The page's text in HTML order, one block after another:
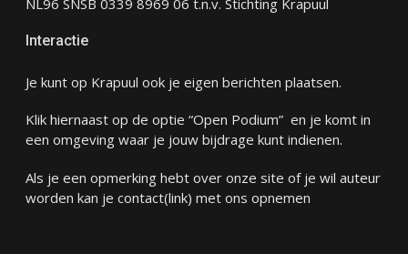
Interactie
Je kunt op Krapuul ook je eigen berichten plaatsen.
Klik hiernaast op de optie “Open Podium” en je komt in
een omgeving waar je jouw bijdrage kunt indienen.
Als je een opmerking hebt over onze site of je wil auteur
worden kan je contact(link) met ons opnemen